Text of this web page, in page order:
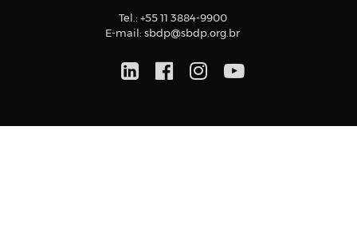
Tel.: +55 11 3884-9900
E-mail: sbdp@sbdp.org.br